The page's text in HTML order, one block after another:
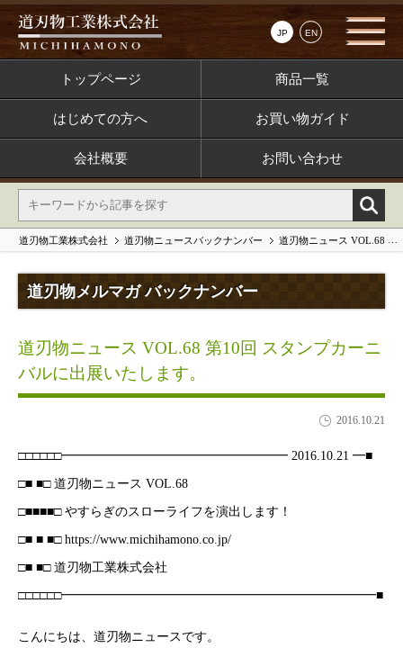
JP EN
トップページ 商品一覧
はじめての方へ お買い物ガイド
会社概要 お問い合わせ
道刃物工業株式会社 道刃物ニュースバックナンバー 道刃物ニュース VOL.68 第10回 スタンプカーニバルに出展いたします。
道刃物メルマガ バックナンバー
道刃物ニュース VOL.68 第10回 スタンプカーニ
バルに出展いたします。
2016.10.21
□□□□□□━━━━━━━━━━━━━━━━━━ 2016.10.21 ━■
□■ ■□ 道刃物ニュース VOL.68
□■■■■□ やすらぎのスローライフを演出します！
□■ ■ ■□ https://www.michihamono.co.jp/
□■ ■□ 道刃物工業株式会社
□□□□□□━━━━━━━━━━━━━━━━━━━━━━━━━■
こんにちは、道刃物ニュースです。